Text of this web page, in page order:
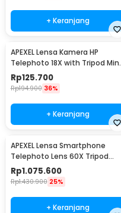
+ Keranjang
APEXEL Lensa Kamera HP
Telephoto 18X with Tripod Mini
dan Klip - APL-T18ZJ
Rp125.700
Rp194.900 36%
+ Keranjang
APEXEL Lensa Smartphone
Telephoto Lens 60X Tripod
Remote - APL-JS60XJJ09
Rp1.075.600
Rp1.430.900 25%
+ Keranjang